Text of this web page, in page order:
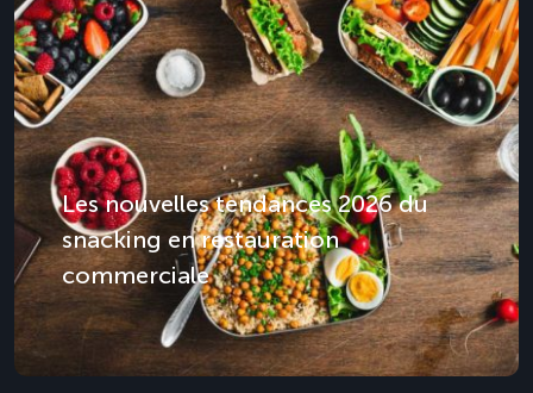
Les nouvelles tendances 2026 du
snacking en restauration
commerciale